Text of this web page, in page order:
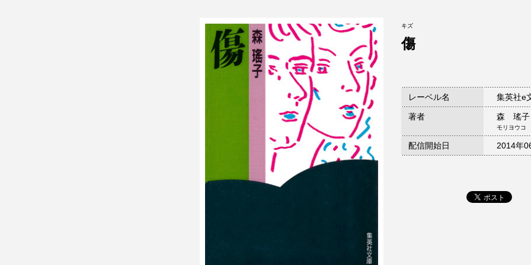
キズ
傷
レーベル名 集英社e
著者 森 瑤子
モリヨウコ
配信開始日 2014年